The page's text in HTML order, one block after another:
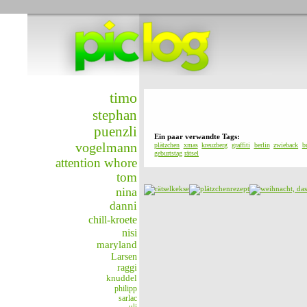
timo
stephan
puenzli
vogelmann
attention whore
tom
nina
danni
chill-kroete
nisi
maryland
Larsen
raggi
knuddel
philipp
sarlac
Ein paar verwandte Tags:
plätzchen xmas kreuzberg graffiti berlin zwieback
geburtstag rätsel